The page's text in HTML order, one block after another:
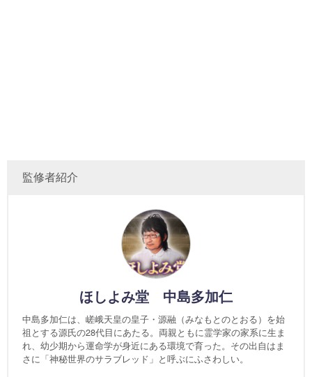
監修者紹介
ほしよみ堂 中島多加仁
中島多加仁は、嵯峨天皇の皇子・源融（みなもとのとおる）を始
祖とする源氏の28代目にあたる。両親ともに霊学家の家系に生ま
れ、幼少期から運命学が身近にある環境で育った。その出自はま
さに「神秘世界のサラブレッド」と呼ぶにふさわしい。